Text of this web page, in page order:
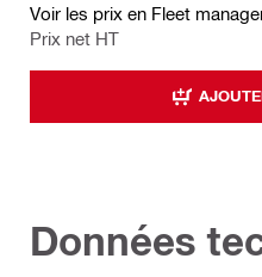
Voir les prix en Fleet
Prix net HT
Données